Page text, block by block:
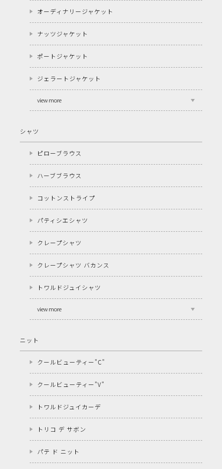
オーディナリージャケット
ナッツジャケット
ポートジャケット
ジェラートジャケット
view more
シャツ
ピローブラウス
ハーブブラウス
コットンストライプ
パティシエシャツ
クレープシャツ
クレープシャツ バカンス
トワルドジュイシャツ
view more
ニット
クールビューティー"C"
クールビューティー"V"
トワルドジュイカーデ
トリコ デ サボン
パテ ド ニット